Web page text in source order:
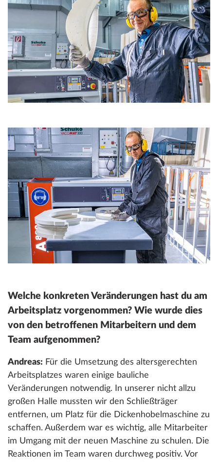
Welche konkreten Veränderungen hast du am
Arbeitsplatz vorgenommen? Wie wurde dies
von den betroffenen Mitarbeitern und dem
Team aufgenommen?
Andreas: Für die Umsetzung des altersgerechten
Arbeitsplatzes waren einige bauliche
Veränderungen notwendig. In unserer nicht allzu
großen Halle mussten wir den Schließträger
entfernen, um Platz für die Dickenhobelmaschine zu
schaffen. Außerdem war es wichtig, alle Mitarbeiter
im Umgang mit der neuen Maschine zu schulen. Die
Reaktionen im Team waren durchweg positiv. Vor